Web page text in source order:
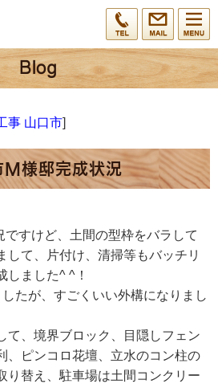
事 山口市]
M様邸完成状況
ですけど、土間の型枠をバラして
して、片付け、清掃等もバッチリ
しました^ ^！
たが、すごくいい外構になりまし
て、境界ブロック、目隠しフェン
、ピンコロ花壇、立水のコン柱の
り替え、駐車場は土間コンクリー